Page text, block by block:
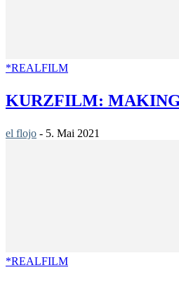
*REALFILM
KURZFILM:
el flojo - 5. Mai 2021
*REALFILM